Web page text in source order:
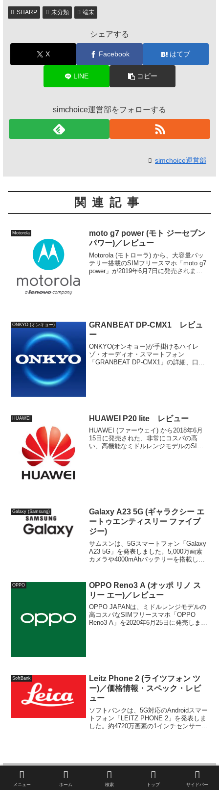
SHARP 未分類 端末
シェアする
X Facebook はてブ
LINE コピー
simchoice運営部をフォローする
simchoice運営部
関連記事
Motorola
moto g7 power (モト ジーセブン
パワー)／レビュー
Motorola (モトローラ) から、大容量バッ
テリー搭載のSIMフリースマホ「moto g7
power」が2019年6月7日に発売されまし
ONKYO (オンキョー)
GRANBEAT DP-CMX1 レビュ
ー
ONKYO(オンキョー)が手掛けるハイレ
ゾ・オーディオ・スマートフォン
「GRANBEAT DP-CMX1」の詳細、口コ
HUAWEI HUAWEI P20 lite レビュー
HUAWEI (ファーウェイ) から2018年6月
15日に発売された、非常にコスパの高
い、高機能なミドルレンジモデルのSIM
Galaxy (Samsung)
Galaxy A23 5G (ギャラクシー エ
ートゥエンティスリー ファイブ
ジー)
サムスンは、5Gスマートフォン「Galaxy
A23 5G」を発表しました。5,000万画素
カメラや4000mAhバッテリーを搭載し、
6960円 (税込) になっています。
OPPO
OPPO Reno3 A (オッポ リノ ス
リー エー)／レビュー
OPPO JAPANは、ミドルレンジモデルの
高コスパなSIMフリースマホ「OPPO
Reno3 A」を2020年6月25日に発売しまし
SoftBank
Leitz Phone 2 (ライツフォン ツ
ー)／価格情報・スペック・レビ
ュー
ソフトバンクは、5G対応のAndroidスマー
トフォン「LEITZ PHONE 2」を発表しま
した。約4720万画素の1インチセンサーや
メニュー ホーム 検索 トップ サイドバー